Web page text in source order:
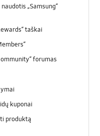
„Samsung“
taškai
forumas
kuponai
produktą